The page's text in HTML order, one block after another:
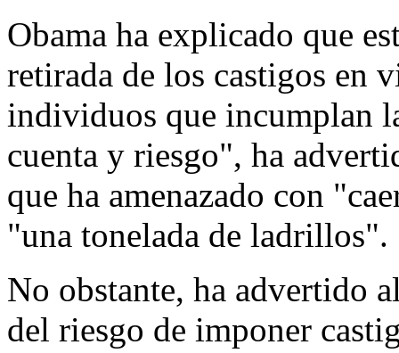
Obama ha explicado que
retirada de los castigos en
individuos que incumplan
cuenta y riesgo", ha
que ha amenazado con
"una tonelada de ladrillos".
No obstante, ha advertido
del riesgo de imponer